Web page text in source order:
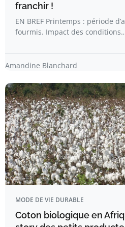
franchir !
EN BREF Printemps : période
fourmis. Impact des
Amandine Blanchard
MODE DE VIE DURABLE
Coton biologique en